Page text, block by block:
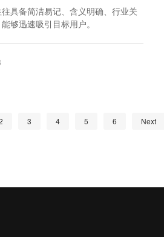
具备简洁易记、含义明确、行业关
够迅速吸引目标用户。
3 4 5 6 Next